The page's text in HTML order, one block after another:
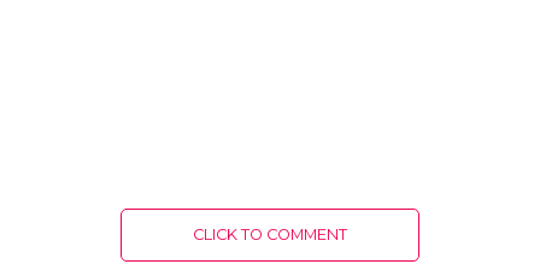
CLICK TO COMMENT